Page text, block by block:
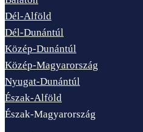
Dél-Alföld
Dél-Dunántúl
Közép-Dunántúl
Közép-Magyarország
Nyugat-Dunántúl
Észak-Alföld
Észak-Magyarország